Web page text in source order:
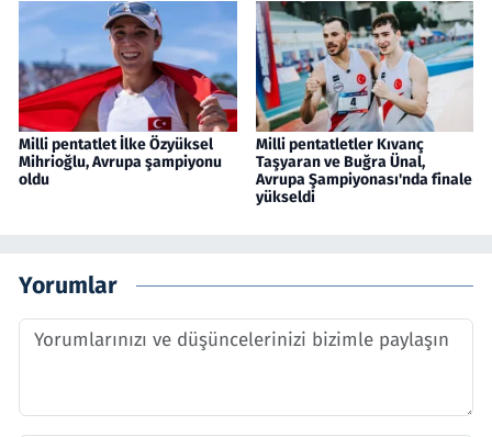
Milli pentatlet İlke Özyüksel
Mihrioğlu, Avrupa şampiyonu
oldu
Milli pentatletler Kıvanç
Taşyaran ve Buğra Ünal,
Avrupa Şampiyonası'nda finale
yükseldi
Yorumlar